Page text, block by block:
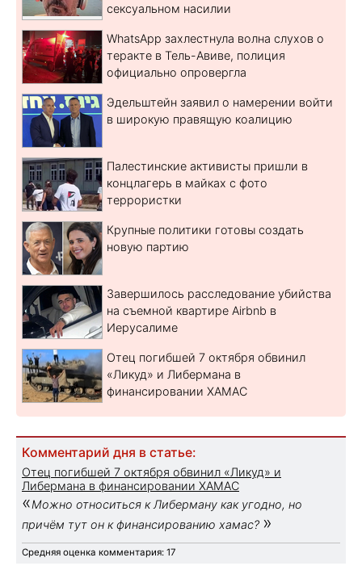
сексуальном насилии
WhatsApp захлестнула волна слухов о
теракте в Тель-Авиве, полиция
официально опровергла
Эдельштейн заявил о намерении войти
в широкую правящую коалицию
Палестинские активисты пришли в
концлагерь в майках с фото
террористки
Крупные политики готовы создать
новую партию
Завершилось расследование убийства
на съемной квартире Airbnb в
Иерусалиме
Отец погибшей 7 октября обвинил
«Ликуд» и Либермана в
финансировании ХАМАС
Комментарий дня в статье:
Отец погибшей 7 октября обвинил «Ликуд» и
Либермана в финансировании ХАМАС
«Можно относиться к Либерману как угодно, но
причём тут он к финансированию хамас? »
Средняя оценка комментария: 17